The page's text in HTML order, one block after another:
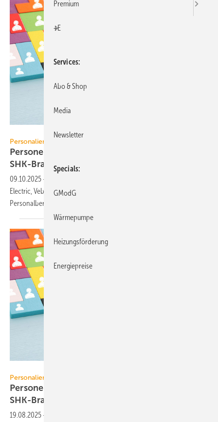
Personalien
Personelle Veränderungen in der TGA+E /
SHK-Branche
09.10.2025 -
Electric, Vebego, Air­zone und Düker verkünden Neues aus dem
Perso­nal­bereich.
Personalien
Personelle Ver­än­de­run­gen in der TGA+E /
SHK-Bran­che
19.08.2025 -
Premium
+E
Services
Abo & Shop
Media
Newsletter
Specials
GModG
Wärmepumpe
Heizungsförderung
Energiepreise